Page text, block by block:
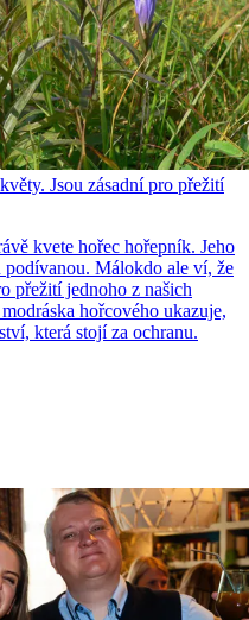
Jsou zásadní pro přežití
kvete hořec hořepník. Jeho
Málokdo ale ví, že
přežití jednoho z našich
hořcového ukazuje,
která stojí za ochranu.